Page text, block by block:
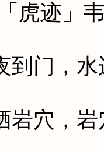
迹」
门，水
穴，岩